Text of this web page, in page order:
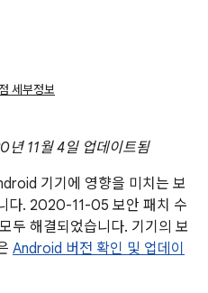
세부정보
년 11월 4일 업데이트됨
기기에 영향을 미치는 보
다. 2020-11-05 보안 패치 수
두 해결되었습니다. 기기의 보
Android 버전 확인 및 업데이